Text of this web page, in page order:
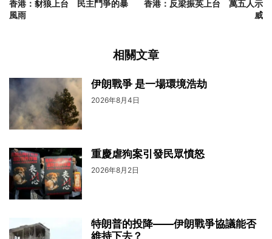
香港：豺狼上台 民主鬥爭的暴
風雨
香港：反梁振英上台 萬五人示
威
相關文章
伊朗戰爭 是一場環境浩劫
2026年8月4日
重慶虐狗案引發民眾憤怒
2026年8月2日
特朗普的投降——伊朗戰爭協議能否
維持下去？